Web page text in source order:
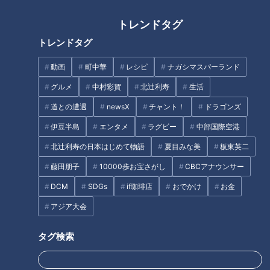
トレンドタグ
トレンドタグ
動画 町中華 レシピ ナガシマスパーランド
グルメ 中村彩賀 北辻利寿 生活
道との遭遇 newsX チャント！ ドラゴンズ
伊豆半島 エンタメ ラグビー 中部国際空港
北辻利寿の日本はじめて物語 夏目みな美 板東英二
藤田朋子 10000歩お宝さがし CBCアナウンサー
DCM SDGs if珈琲店 おでかけ お金
アジア大会
タグ検索
パワーをもらいに座敷わらしの
里へ！しかし大波乱が！？
熱田神宮がパワースポット？パ
新外国人タバちゃん、その明る
さがドラゴンズの救世主となる
マヂラブ、神回なるか!? 部員3
人、廃部の危機！ 三重県『桑名
西高校』演劇部を救え！
タグ
ドラゴンズを愛して半世紀！竹内茂喜の『野球のドテ煮』